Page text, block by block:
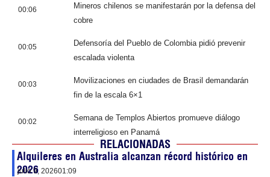
00:06
Mineros chilenos se manifestarán por la defensa del
cobre
00:05
Defensoría del Pueblo de Colombia pidió prevenir
escalada violenta
00:03
Movilizaciones en ciudades de Brasil demandarán
fin de la escala 6×1
00:02
Semana de Templos Abiertos promueve diálogo
interreligioso en Panamá
RELACIONADAS
Alquileres en Australia alcanzan récord histórico en
2026
julio 9, 202601:09